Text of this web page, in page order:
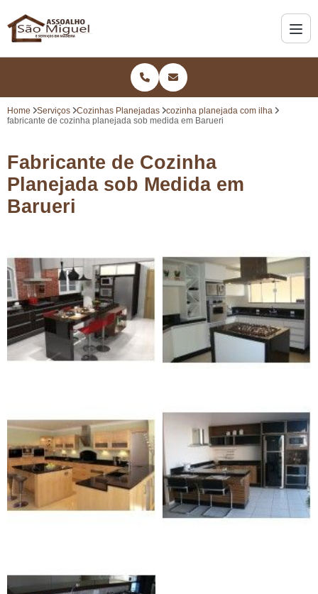
Home Serviços Cozinhas Planejadas
cozinha planejada com ilha
fabricante de cozinha planejada sob medida em Barueri
Fabricante de Cozinha
Planejada sob Medida em
Barueri